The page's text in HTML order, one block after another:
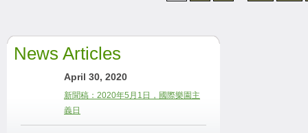
News Articles
April 30, 2020
新聞稿：2020年5月1日，國際樂園主
義日